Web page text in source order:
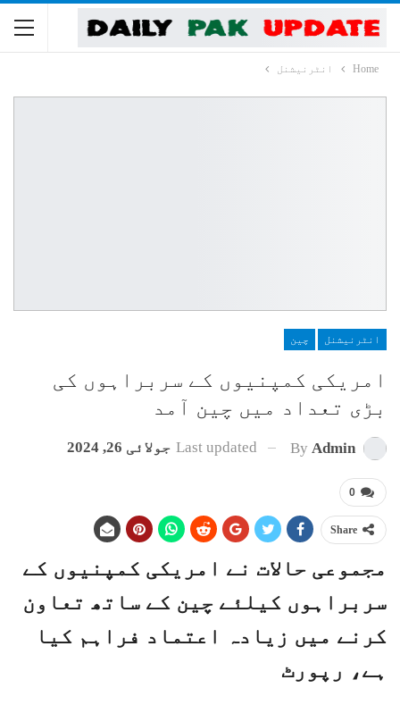
Home انٹرنیشنل
انٹرنیشنل چین
امریکی کمپنیوں کے سربراہوں کی
بڑی تعداد میں چین آمد
By Admin
Last updated جولائی 26, 2024
0
Share
مجموعی حالات نے امریکی کمپنیوں کے
سربراہوں کیلئے چین کے ساتھ تعاون
کرنے میں زیادہ اعتماد فراہم کیا
ہے، رپورٹ